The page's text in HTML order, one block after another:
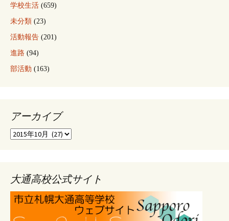
学校生活 (659)
未分類 (23)
活動報告 (201)
進路 (94)
部活動 (163)
アーカイブ
ア
ブ
大通高校公式サイト